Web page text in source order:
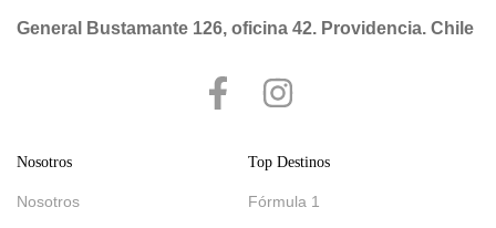
General Bustamante 126, oficina 42. Providencia. Chile
Nosotros
Nosotros
Top Destinos
Fórmula 1